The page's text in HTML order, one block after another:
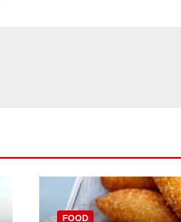
FOOD